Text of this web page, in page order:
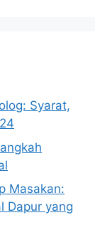
Syarat,
Masakan:
Dapur yang